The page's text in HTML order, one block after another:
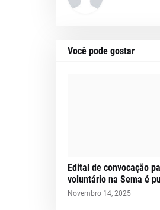
Você pode gostar
Edital de convocação
voluntário na Sema é
Novembro 14, 2025